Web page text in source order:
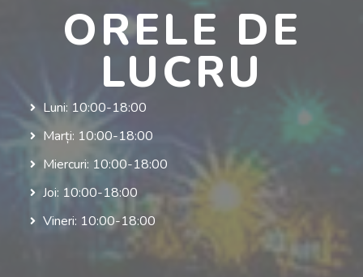
ORELE DE
LUCRU
Luni: 10:00-18:00
Marți: 10:00-18:00
Miercuri: 10:00-18:00
Joi: 10:00-18:00
Vineri: 10:00-18:00